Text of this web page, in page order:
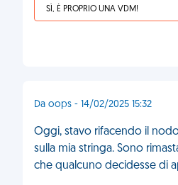
SÌ, È PROPRIO UNA VDM!
Da oops - 14/02/2025 15:32
Oggi, stavo rifacendo il
sulla mia stringa. Sono
che qualcuno decidesse di